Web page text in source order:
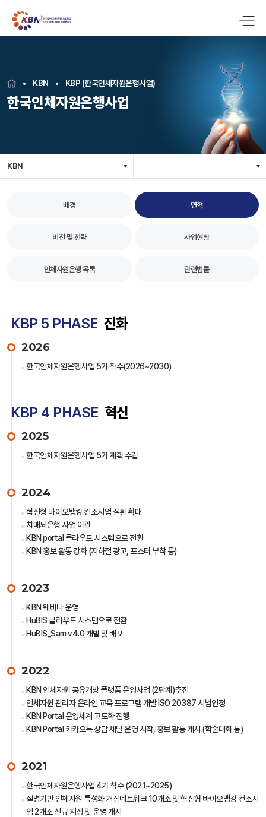
KBN KBP (한국인체자원은행사업)
한국인체자원은행사업
KBN
배경 연혁
비전 및 전략 사업현황
인체자원은행 목록 관련법률
KBP 5 PHASE 진화
2026
한국인체자원은행사업 5기 착수(2026~2030)
KBP 4 PHASE 혁신
2025
한국인체자원은행사업 5기 계획 수립
2024
혁신형 바이오뱅킹 컨소시엄 질환 확대
치매뇌은행 사업 이관
KBN portal 클라우드 시스템으로 전환
KBN 홍보 활동 강화 (지하철 광고, 포스터 부착 등)
2023
KBN 웨비나 운영
HuBIS 클라우드 시스템으로 전환
HuBIS_Sam v4.0 개발 및 배포
2022
KBN 인체자원 공유개방 플랫폼 운영사업 (2단계)추진
인체자원 관리자 온라인 교육 프로그램 개발 ISO 20387 시범인정
KBN Portal 운영체계 고도화 진행
KBN Portal 카카오톡 상담 채널 운영 시작, 홍보 활동 개시 (학술대회 등)
2021
한국인체자원은행사업 4기 착수 (2021~2025)
질병기반 인체자원 특성화 거점네트워크 10개소 및 혁신형 바이오뱅킹 컨소시
엄 2개소 신규 지정 및 운영 개시